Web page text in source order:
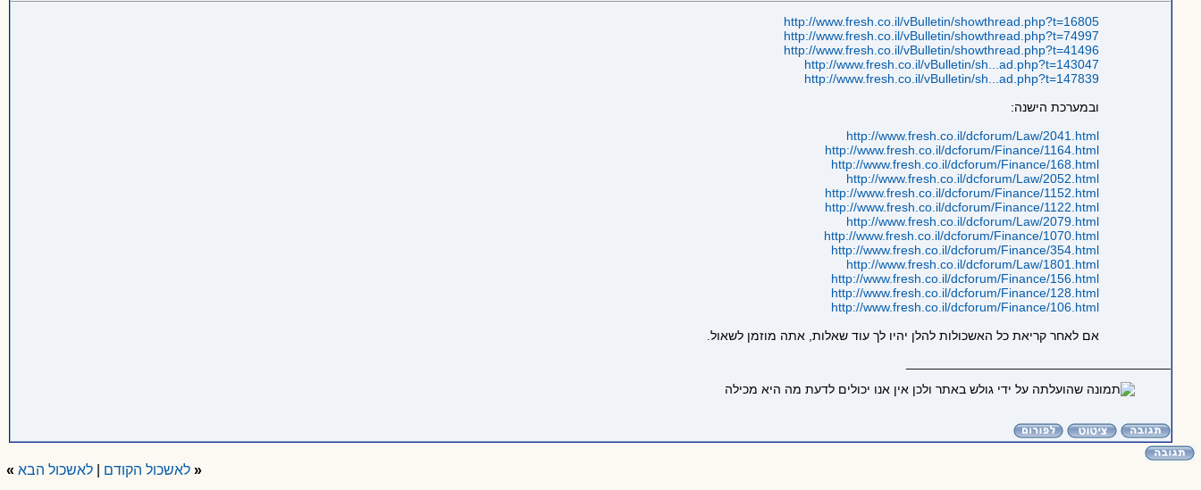
http://www.fresh.co.il/vBulletin/showthread.php?t=16805
http://www.fresh.co.il/vBulletin/showthread.php?t=74997
http://www.fresh.co.il/vBulletin/showthread.php?t=41496
http://www.fresh.co.il/vBulletin/sh...ad.php?t=143047
http://www.fresh.co.il/vBulletin/sh...ad.php?t=147839
ובמערכת הישנה:
http://www.fresh.co.il/dcforum/Law/2041.html
http://www.fresh.co.il/dcforum/Finance/1164.html
http://www.fresh.co.il/dcforum/Finance/168.html
http://www.fresh.co.il/dcforum/Law/2052.html
http://www.fresh.co.il/dcforum/Finance/1152.html
http://www.fresh.co.il/dcforum/Finance/1122.html
http://www.fresh.co.il/dcforum/Law/2079.html
http://www.fresh.co.il/dcforum/Finance/1070.html
http://www.fresh.co.il/dcforum/Finance/354.html
http://www.fresh.co.il/dcforum/Law/1801.html
http://www.fresh.co.il/dcforum/Finance/156.html
http://www.fresh.co.il/dcforum/Finance/128.html
http://www.fresh.co.il/dcforum/Finance/106.html
אם לאחר קריאת כל האשכולות להלן יהיו לך עוד שאלות, אתה מוזמן לשאול.
« לאשכול הקודם |לאשכול הבא »